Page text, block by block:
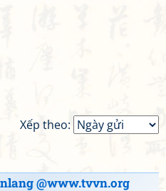
Xếp theo:
@www.tvvn.org